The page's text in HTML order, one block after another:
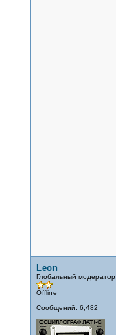
Leon
Глобальный модератор
Offline
Сообщений: 6,482